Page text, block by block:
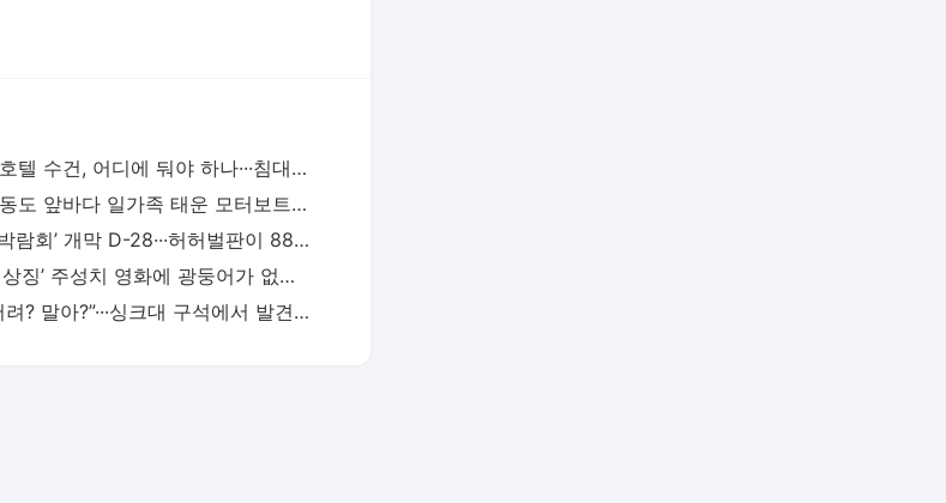
사용한 호텔 수건, 어디에 둬야 하나···침대 위? 바닥? 수건 걸이? 직원이 말하는 정답은
여수 오동도 앞바다 일가족 태운 모터보트 전복···20대 여성·선장 사망
‘여수섬박람회’ 개막 D-28···허허벌판이 880개 LED 패널 두른 ‘거대한 섬’으로, 변수는 ‘폭
‘홍콩의 상징’ 주성치 영화에 광둥어가 없다···‘쿵푸여자축구’ 보통화 버전만 개봉
“이걸 버려? 말아?”···싱크대 구석에서 발견한 3년 묵은 베이킹소다·과탄산소다 쓸 수 있을